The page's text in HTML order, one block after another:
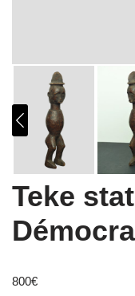
Teke
800€